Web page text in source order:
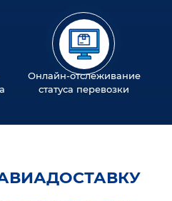
Онлайн-отслеживание
статуса перевозки